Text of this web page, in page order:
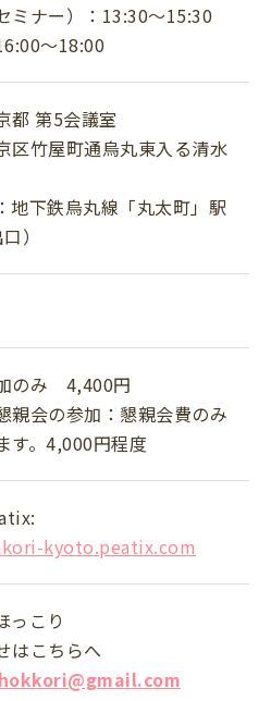
ミナー）：13:30〜15:30
〜18:00
都 第5会議室
区竹屋町通烏丸東入る清水
地下鉄烏丸線「丸太町」駅
）
のみ 4,400円
親会の参加：懇親会費のみ
す。4,000円程度
kyoto.peatix.com
っこり
はこちらへ